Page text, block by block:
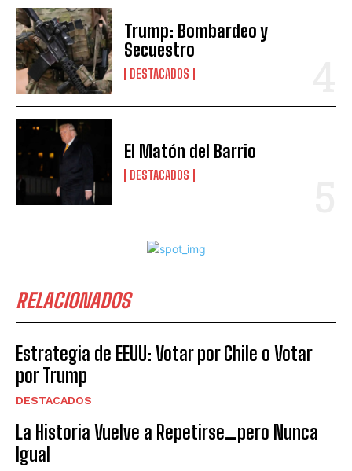
Trump: Bombardeo y
Secuestro
DESTACADOS
El Matón del Barrio
DESTACADOS
RELACIONADOS
Estrategia de EEUU: Votar por Chile o Votar
por Trump
DESTACADOS
La Historia Vuelve a Repetirse…pero Nunca
Igual